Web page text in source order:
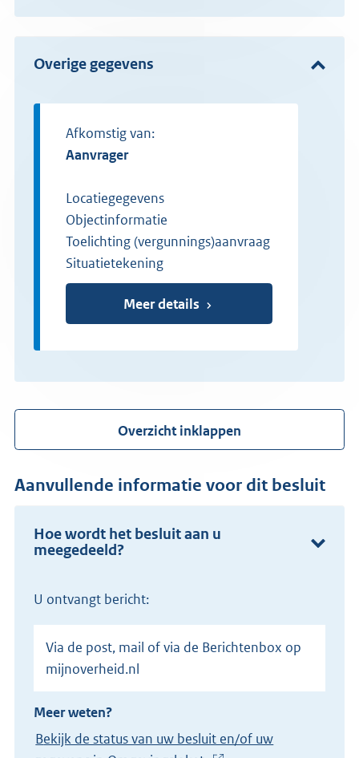
Overige gegevens
Afkomstig van:
aanvrager
Locatiegegevens
Objectinformatie
Toelichting (vergunnings)aanvraag
Situatietekening
Meer details
Overzicht inklappen
Aanvullende informatie voor dit besluit
Hoe wordt het besluit aan u
meegedeeld?
U ontvangt bericht:
Via de post, mail of via de Berichtenbox op
mijnoverheid.nl
Meer weten?
Bekijk de status van uw besluit en/of uw